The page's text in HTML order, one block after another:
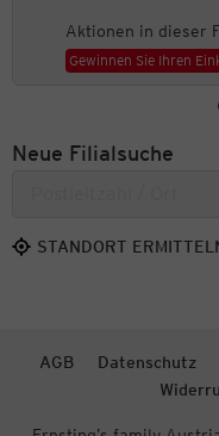
Aktionen in dieser
Gewinnen Sie Ihren
Neue Filialsuche
STANDORT
AGB Datenschutz